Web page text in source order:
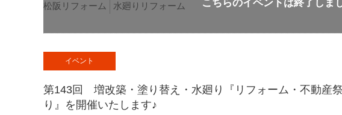
松阪リフォーム
水廻りリフォーム
イベント
第143回 増改築・塗り替え・水廻り『リフォーム・不動産祭
り』を開催いたします♪